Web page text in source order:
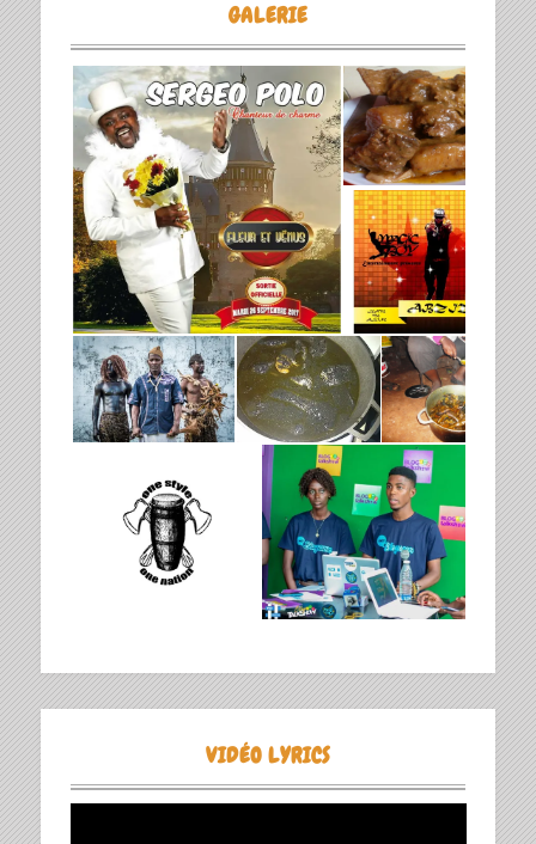
GALERIE
VIDÉO LYRICS